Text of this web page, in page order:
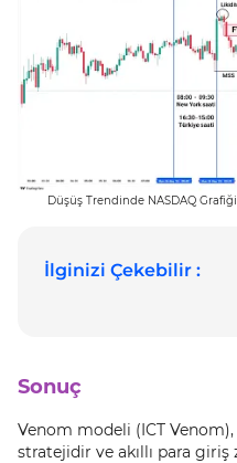
Düşüş Trendinde NASDAQ
İlginizi Çekebilir :
Sonuç
Venom modeli (ICT
stratejidir ve akıllı para giriş